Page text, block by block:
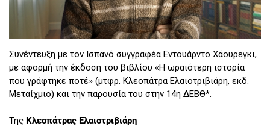
Συνέντευξη με τον Ισπανό συγγραφέα Εντουάρντο Χάουρεγκι,
με αφορμή την έκδοση του βιβλίου «Η ωραιότερη ιστορία
που γράφτηκε ποτέ» (μτφρ. Κλεοπάτρα Ελαιοτριβιάρη, εκδ.
Μεταίχμιο) και την παρουσία του στην 14η ΔΕΒΘ*.
Της Κλεοπάτρας Ελαιοτριβιάρη